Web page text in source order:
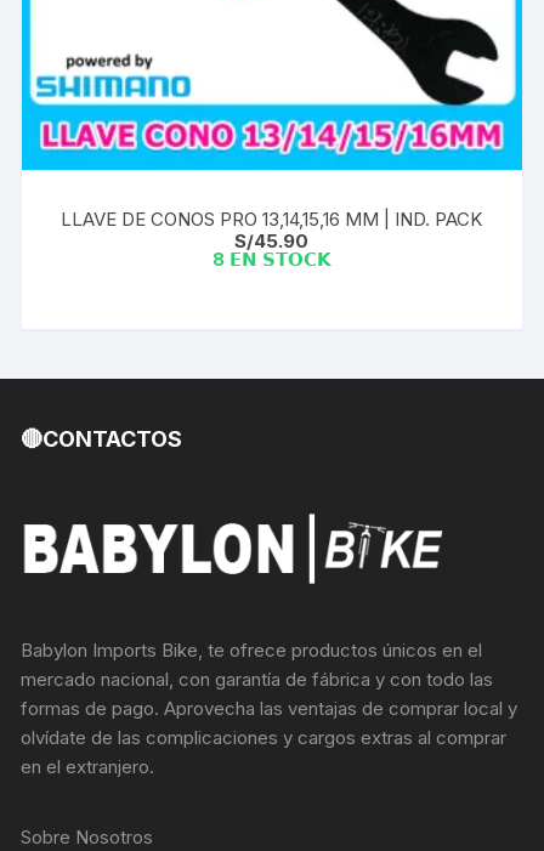
LLAVE DE CONOS PRO 13,14,15,16 MM | IND. PACK
S/45.90
8 𝗘𝗡 𝗦𝗧𝗢𝗖𝗞
🔴CONTACTOS
Babylon Imports Bike, te ofrece productos únicos en el
mercado nacional, con garantía de fábrica y con todo las
formas de pago. Aprovecha las ventajas de comprar local y
olvídate de las complicaciones y cargos extras al comprar
en el extranjero.
Sobre Nosotros